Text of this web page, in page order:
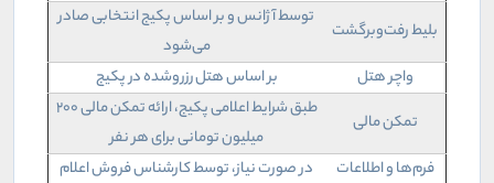
بلیط رفت‌وبرگشت
توسط آژانس و بر اساس پکیج انتخابی صادر
می‌شود
واچر هتل
بر اساس هتل رزروشده در پکیج
تمکن مالی
طبق شرایط اعلامی پکیج، ارائه تمکن مالی ۲۰۰
میلیون تومانی برای هر نفر
فرم‌ها و اطلاعات
در صورت نیاز، توسط کارشناس فروش اعلام